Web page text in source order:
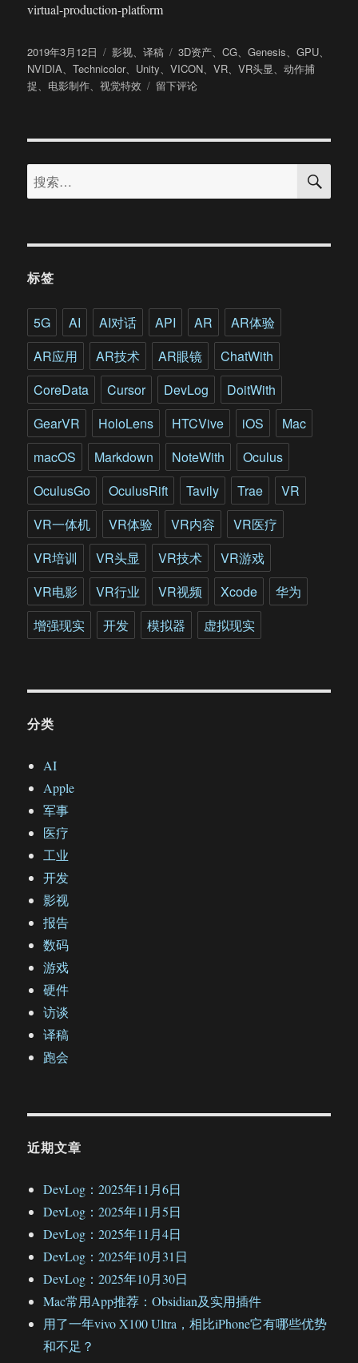
virtual-production-platform
发
布
于
2019年3月12日
分
类
影视、译稿
标
签
3D资产、CG、Genesis、GPU、
NVIDIA、Technicolor、 Unity、VICON、VR、VR头显、动作捕
捉、 电影制作、视觉特效
于
造
虚
制
于
电
影
制
作
留下评论
搜
索：
搜
标签
5G AI AI对话 API AR
AR体验
AR应用
AR技术 AR眼镜
ChatWith
CoreData
Cursor DevLog
DoitWith
GearVR
HoloLens HTCVive iOS
Mac
macOS
Markdown NoteWith
Oculus
OculusGo
OculusRift Tavily Trae
VR
VR一体机
VR体验 VR内容
VR医疗
VR培训
VR头显 VR技术
VR游戏
VR电影
VR行业 VR视频 Xcode
华为
增强现实
开发 模拟器 虚拟现实
分类
AI
Apple
军事
医疗
工业
开发
影视
报告
数码
游戏
硬件
访谈
译稿
跑会
近期文章
DevLog：2025年11月6日
DevLog：2025年11月5日
DevLog：2025年11月4日
DevLog：2025年10月31日
DevLog：2025年10月30日
Mac常用App推荐：Obsidian及实用插件
用了一年vivo X100 Ultra，相比iPhone它有哪些优势
和不足？